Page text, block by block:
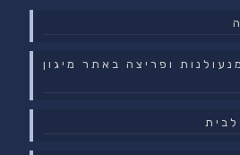
ופריצה באתר מיגון